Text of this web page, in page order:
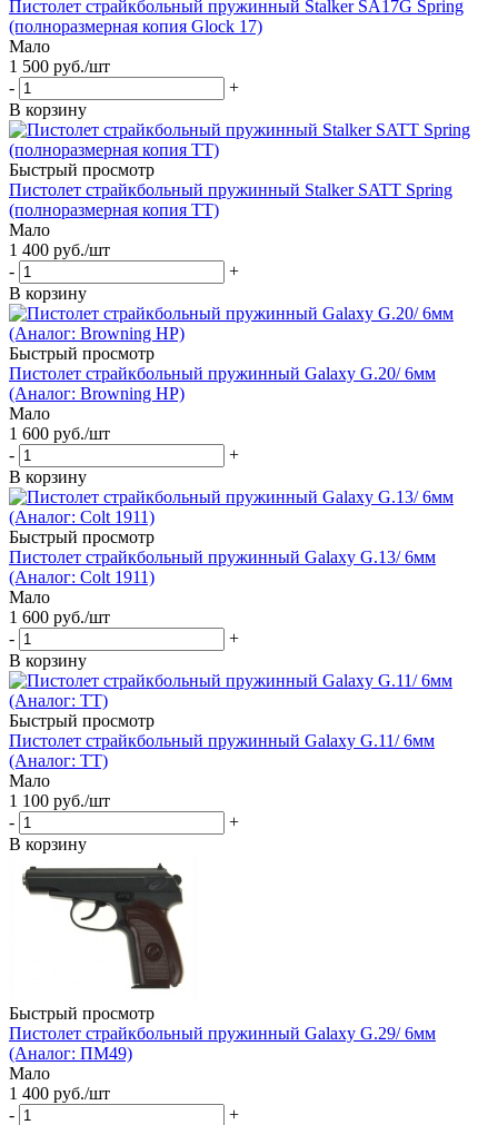
Пистолет страйкбольный пружинный Stalker SA17G Spring
(полноразмерная копия Glock 17)
Мало
1 500 руб./шт
-
+
В корзину
Быстрый просмотр
Пистолет страйкбольный пружинный Stalker SATT Spring
(полноразмерная копия ТТ)
Мало
1 400 руб./шт
-
+
В корзину
Быстрый просмотр
Пистолет страйкбольный пружинный Galaxy G.20/ 6мм
(Аналог: Browning HP)
Мало
1 600 руб./шт
-
+
В корзину
Быстрый просмотр
Пистолет страйкбольный пружинный Galaxy G.13/ 6мм
(Аналог: Colt 1911)
Мало
1 600 руб./шт
-
+
В корзину
Быстрый просмотр
Пистолет страйкбольный пружинный Galaxy G.11/ 6мм
(Аналог: ТТ)
Мало
1 100 руб./шт
-
+
В корзину
Быстрый просмотр
Пистолет страйкбольный пружинный Galaxy G.29/ 6мм
(Аналог: ПМ49)
Мало
1 400 руб./шт
-
+